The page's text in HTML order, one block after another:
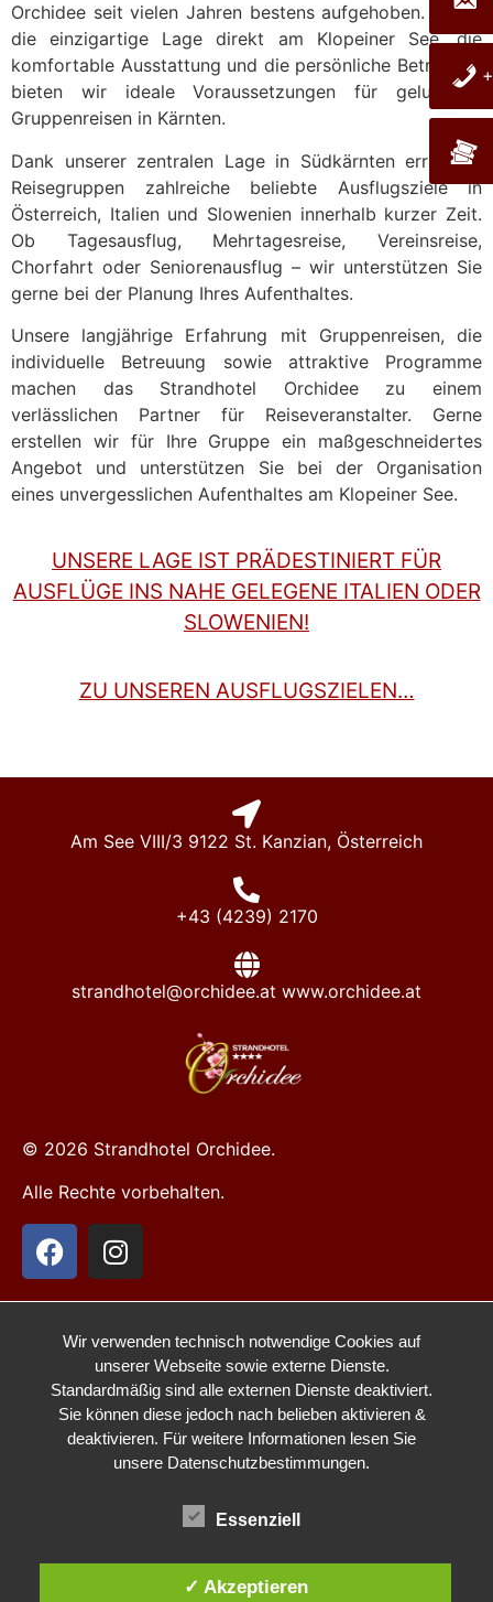
Orchidee seit vielen Jahren bestens aufgehoben. Durch
die einzigartige Lage direkt am Klopeiner See, die
komfortable Ausstattung und die persönliche Betreuung
bieten wir ideale Voraussetzungen für gelungene
Gruppenreisen in Kärnten.
Dank unserer zentralen Lage in Südkärnten erreichen
Reisegruppen zahlreiche beliebte Ausflugsziele in
Österreich, Italien und Slowenien innerhalb kurzer Zeit.
Ob Tagesausflug, Mehrtagesreise, Vereinsreise,
Chorfahrt oder Seniorenausflug – wir unterstützen Sie
gerne bei der Planung Ihres Aufenthaltes.
Unsere langjährige Erfahrung mit Gruppenreisen, die
individuelle Betreuung sowie attraktive Programme
machen das Strandhotel Orchidee zu einem
verlässlichen Partner für Reiseveranstalter. Gerne
erstellen wir für Ihre Gruppe ein maßgeschneidertes
Angebot und unterstützen Sie bei der Organisation
eines unvergesslichen Aufenthaltes am Klopeiner See.
UNSERE LAGE IST PRÄDESTINIERT FÜR
AUSFLÜGE INS NAHE GELEGENE ITALIEN ODER
SLOWENIEN!
ZU UNSEREN AUSFLUGSZIELEN…
Am See VIII/3 9122 St. Kanzian, Österreich
+43 (4239) 2170
strandhotel@orchidee.at www.orchidee.at
© 2026 Strandhotel Orchidee.
Alle Rechte vorbehalten.
Wir verwenden Cookies auf unserer Webseite, um Ihnen
Wir verwenden technisch notwendige Cookies auf
unserer Webseite sowie externe Dienste.
Standardmäßig sind alle externen Dienste deaktiviert.
Sie können diese jedoch nach belieben aktivieren &
deaktivieren. Für weitere Informationen lesen Sie
unsere Datenschutzbestimmungen.
Essenziell
✓ Akzeptieren